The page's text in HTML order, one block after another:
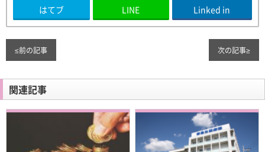
はてブ LINE Linked in
≤前の記事 次の記事≥
関連記事